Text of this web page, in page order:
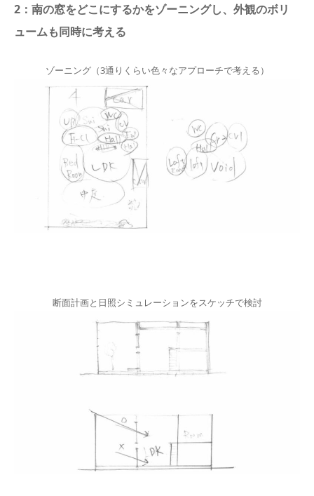
2：南の窓をどこにするかをゾーニングし、外観のボリ
ュームも同時に考える
ゾーニング（3通りくらい色々なアプローチで考える）
断面計画と日照シミュレーションをスケッチで検討